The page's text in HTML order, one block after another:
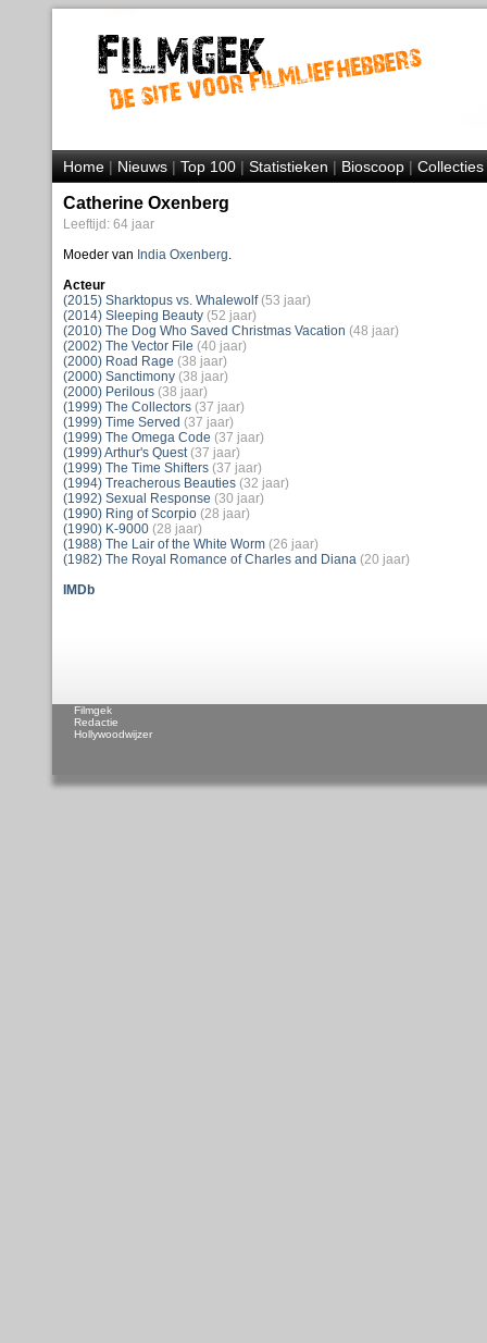
Home|Nieuws|Top 100|Statistieken|Bioscoop|Collecties
Catherine Oxenberg
Leeftijd: 64 jaar
Moeder van India Oxenberg.
Acteur
(2015) Sharktopus vs. Whalewolf (53 jaar)
(2014) Sleeping Beauty (52 jaar)
(2010) The Dog Who Saved Christmas Vacation (48 jaar)
(2002) The Vector File (40 jaar)
(2000) Road Rage (38 jaar)
(2000) Sanctimony (38 jaar)
(2000) Perilous (38 jaar)
(1999) The Collectors (37 jaar)
(1999) Time Served (37 jaar)
(1999) The Omega Code (37 jaar)
(1999) Arthur's Quest (37 jaar)
(1999) The Time Shifters (37 jaar)
(1994) Treacherous Beauties (32 jaar)
(1992) Sexual Response (30 jaar)
(1990) Ring of Scorpio (28 jaar)
(1990) K-9000 (28 jaar)
(1988) The Lair of the White Worm (26 jaar)
(1982) The Royal Romance of Charles and Diana (20 jaar)
IMDb
Filmgek
Redactie
Hollywoodwijzer